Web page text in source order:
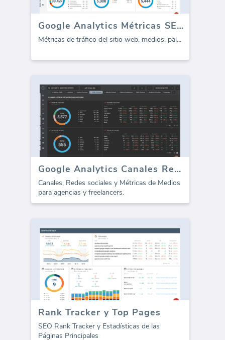
Google Analytics Métricas SEO tablero
Métricas de tráfico del sitio web, medios, pal...
Google Analytics Canales Resumen
Canales, Redes sociales y Métricas de Medios
para agencias y freelancers.
Rank Tracker y Top Pages
SEO Rank Tracker y Estadísticas de las
Páginas Principales